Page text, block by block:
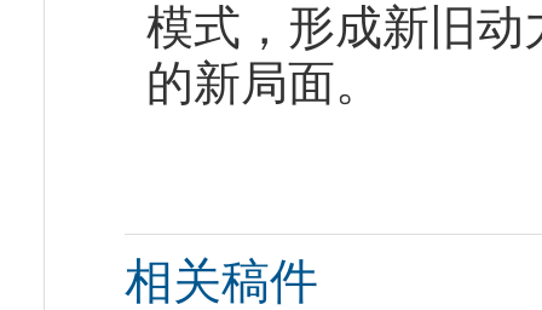
模式，形成新旧
的新局面。
相关稿件